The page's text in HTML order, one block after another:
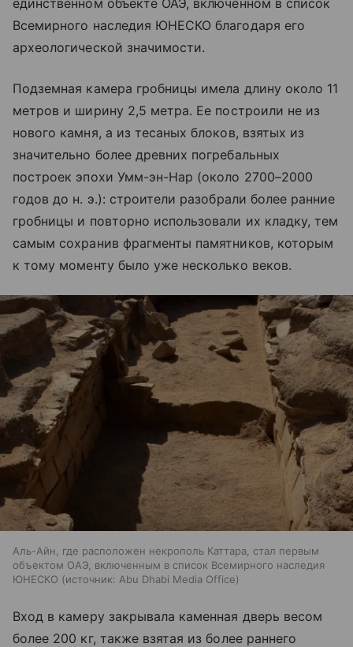
Всемирного наследия ЮНЕСКО благодаря его
археологической значимости.
Подземная камера гробницы имела длину около 11
метров и ширину 2,5 метра. Ее построили не из
нового камня, а из тесаных блоков, взятых из
значительно более древних погребальных
построек эпохи Умм-эн-Нар (около 2700–2000
годов до н. э.): строители разобрали более ранние
гробницы и повторно использовали их кладку, тем
самым сохранив фрагменты памятников, которым
к тому моменту было уже несколько веков.
Аль-Айн, где расположен некрополь Каттара, стал первым
объектом ОАЭ, включенным в список Всемирного наследия
ЮНЕСКО
источник: Abu Dhabi Media Office
Вход в камеру закрывала каменная дверь весом
более 200 кг, также взятая из более раннего